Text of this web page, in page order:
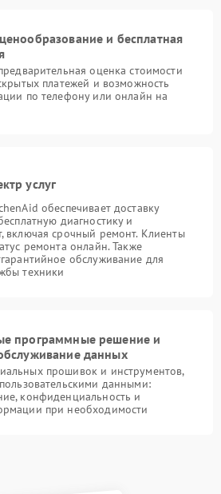
и бесплатная
оценка стоимости
платежей и возможность
по телефону или онлайн на
услуг
обеспечивает доставку
диагностику и
включая срочный ремонт. Клиенты
ремонта онлайн. Также
обслуживание для
техники
программные решение и
данных
прошивок и инструментов,
данными:
конфиденциальность и
при необходимости